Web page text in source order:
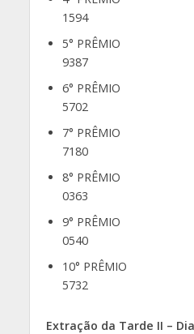
1594
5° PRÊMIO
9387
6° PRÊMIO
5702
7° PRÊMIO
7180
8° PRÊMIO
0363
9° PRÊMIO
0540
10° PRÊMIO
5732
Extração da Tarde II –